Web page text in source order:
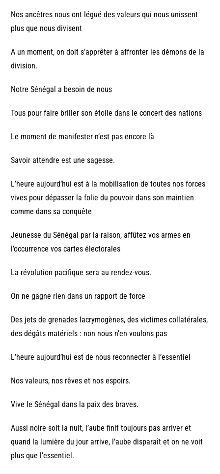
Nos ancêtres nous ont légué des valeurs qui nous unissent
plus que nous divisent
A un moment, on doit s’apprêter à affronter les démons de la
division.
Notre Sénégal a besoin de nous
Tous pour faire briller son étoile dans le concert des nations
Le moment de manifester n’est pas encore là
Savoir attendre est une sagesse.
L’heure aujourd’hui est à la mobilisation de toutes nos forces
vives pour dépasser la folie du pouvoir dans son maintien
comme dans sa conquête
Jeunesse du Sénégal par la raison, affûtez vos armes en
l’occurrence vos cartes électorales
La révolution pacifique sera au rendez-vous.
On ne gagne rien dans un rapport de force
Des jets de grenades lacrymogènes, des victimes collatérales,
des dégâts matériels : non nous n’en voulons pas
L’heure aujourd’hui est de nous reconnecter à l’essentiel
Nos valeurs, nos rêves et nos espoirs.
Vive le Sénégal dans la paix des braves.
Aussi noire soit la nuit, l’aube finit toujours pas arriver et
quand la lumière du jour arrive, l’aube disparaît et on ne voit
plus que l’essentiel.